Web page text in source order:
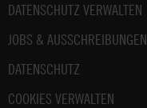
DATENSCHUTZ VERWALTEN
JOBS & AUSSCHREIBUNGEN
DATENSCHUTZ
COOKIES VERWALTEN